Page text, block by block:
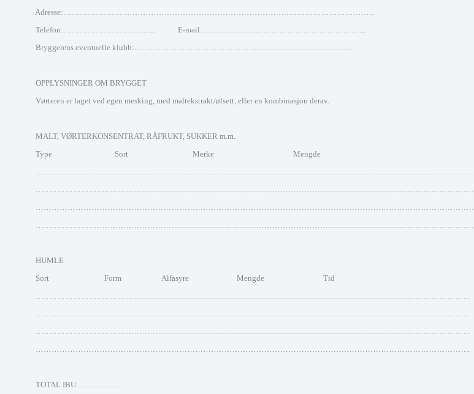
Adresse:………………………………………………………………………………………………………
Telefon:……………………………..
E-mail:……………………………………………………..
Bryggerens eventuelle klubb:……………………………………………………………………….
OPPLYSNINGER OM BRYGGET
Vørteren er laget ved egen mesking, med maltekstrakt/ølsett, eller en kombinasjon derav.
MALT, VØRTERKONSENTRAT, RÅFRUKT, SUKKER m.m.
Type Sort Merke Mengde
…………………………………………………………………………………………………………………………………………………
…………………………………………………………………………………………………………………………………………………
…………………………………………………………………………………………………………………………………………………
…………………………………………………………………………………………………………………………………………………
HUMLE
Sort Form Alfasyre Mengde Tid
TOTAL IBU: …………….